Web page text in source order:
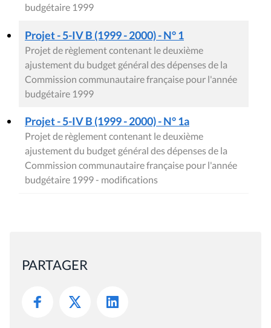
budgétaire 1999
Projet - 5-IV B (1999 - 2000) - N° 1
Projet de règlement contenant le deuxième
ajustement du budget général des dépenses de la
Commission communautaire française pour l'année
budgétaire 1999
Projet - 5-IV B (1999 - 2000) - N° 1a
Projet de règlement contenant le deuxième
ajustement du budget général des dépenses de la
Commission communautaire française pour l'année
budgétaire 1999 - modifications
PARTAGER